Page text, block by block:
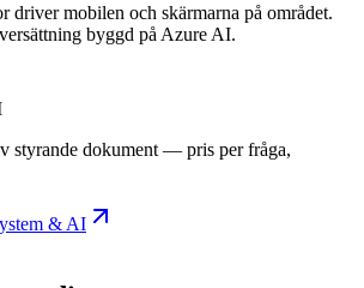
driver mobilen och skärmarna på området.
byggd på Azure AI.
styrande dokument — pris per fråga,
& AI